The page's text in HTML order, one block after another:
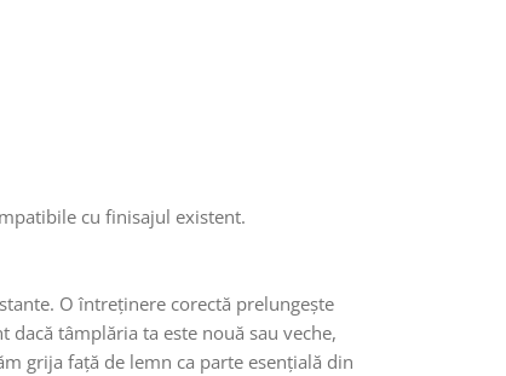
cu finisajul existent.
O întreținere corectă prelungește
tâmplăria ta este nouă sau veche,
grija față de lemn ca parte esențială din